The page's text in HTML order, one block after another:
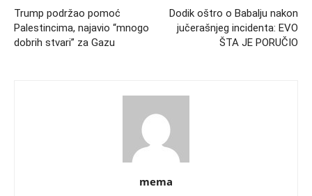
Trump podržao pomoć
Palestincima, najavio “mnogo
dobrih stvari” za Gazu
Dodik oštro o Babalju nakon
jučerašnjeg incidenta: EVO
ŠTA JE PORUČIO
mema